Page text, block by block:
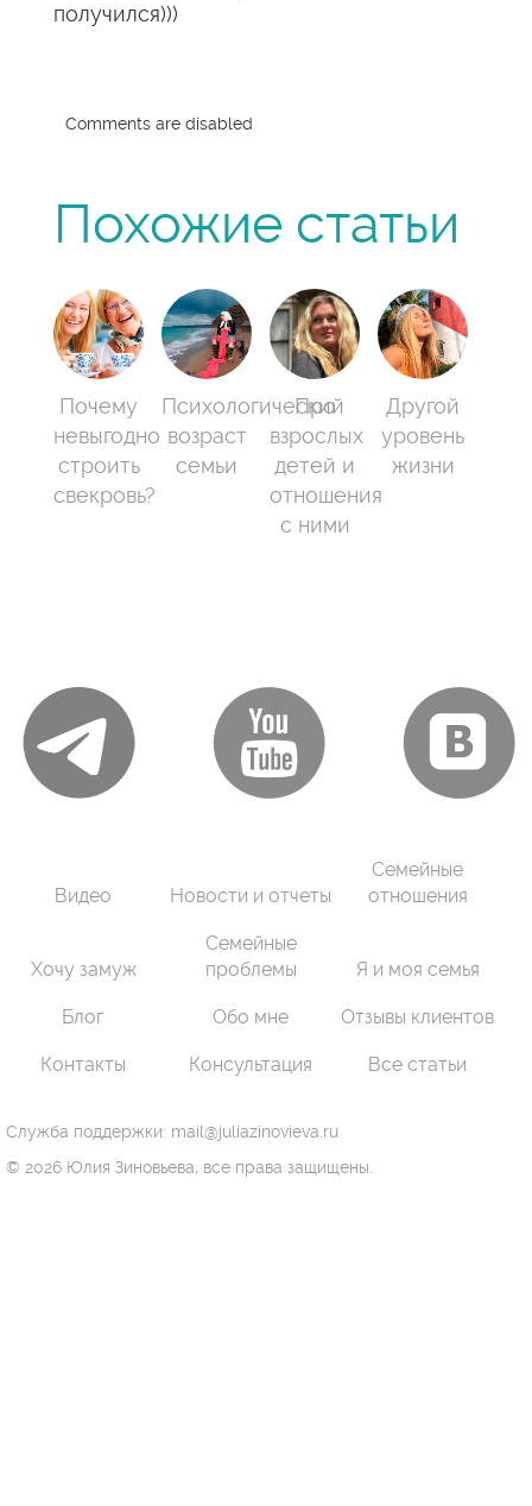
получился)))
Comments are disabled
Похожие статьи
Почему
невыгодно
строить
свекровь?
Психологический
возраст
семьи
Про
взрослых
детей и
отношения
с ними
Другой
уровень
жизни
Видео Новости и отчеты
Семейные
отношения
Хочу замуж
Семейные
проблемы
Я и моя семья
Блог Обо мне Отзывы клиентов
Контакты Консультация Все статьи
Служба поддержки: mail@juliazinovieva.ru
© 2026 Юлия Зиновьева, все права защищены.